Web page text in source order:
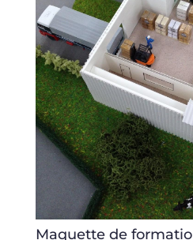
Maquette de